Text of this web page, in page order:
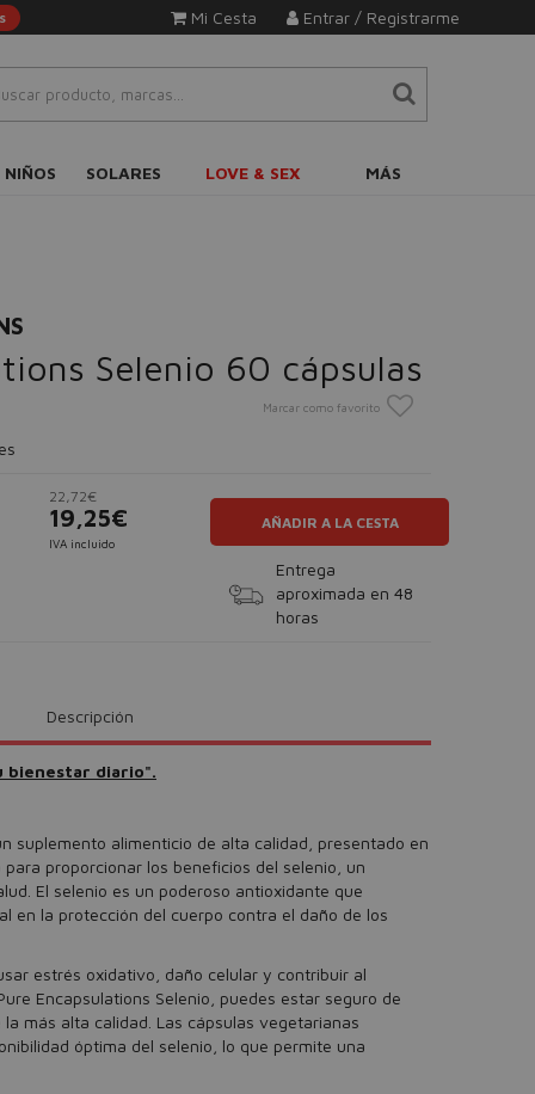
Entrar / Registrarme
Mi Cesta
NIÑOS SOLARES LOVE & SEX MÁS
Selenio 60 cápsulas
Marcar como favorito
22,72€
19,25€
IVA incluido
AÑADIR A LA CESTA
Entrega
aproximada en 48
horas
Descripción
diario".
suplemento alimenticio de alta calidad, presentado en
proporcionar los beneficios del selenio, un
El selenio es un poderoso antioxidante que
en la protección del cuerpo contra el daño de los
estrés oxidativo, daño celular y contribuir al
Encapsulations Selenio, puedes estar seguro de
más alta calidad. Las cápsulas vegetarianas
óptima del selenio, lo que permite una